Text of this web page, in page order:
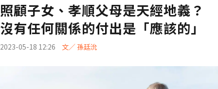
照顧子女、孝順父母是天經地義？
沒有任何關係的付出是「應該的」
2023-05-18 12:26 文／ 孫廷沇